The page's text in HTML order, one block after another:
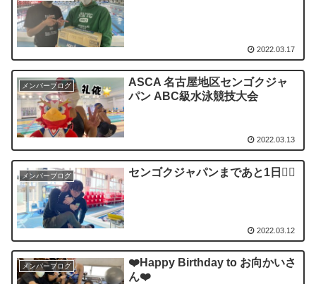
2022.03.17
メンバーブログ
ASCA 名古屋地区センゴクジャ
パン ABC級水泳競技大会
2022.03.13
メンバーブログ センゴクジャパンまであと1日🏊‍♂️
2022.03.12
メンバーブログ
❤️Happy Birthday to お向かいさ
ん❤️